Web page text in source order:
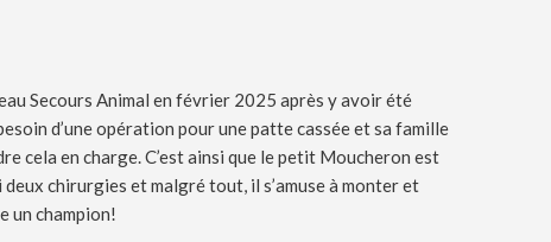
Secours Animal en février 2025 après y avoir été
d’une opération pour une patte cassée et sa famille
cela en charge. C’est ainsi que le petit Moucheron est
chirurgies et malgré tout, il s’amuse à monter et
un champion!